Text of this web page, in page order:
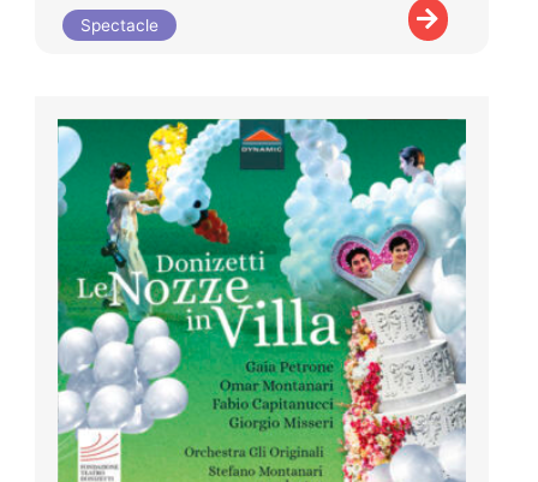
Spectacle